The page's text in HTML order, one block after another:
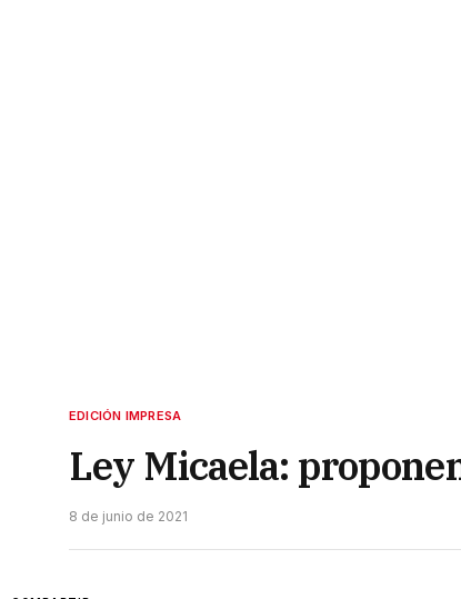
EDICIÓN IMPRESA
Ley Micaela:
8 de junio de 2021